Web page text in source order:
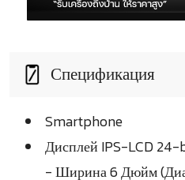
Спецификация
Smartphone
Дисплей IPS-LCD
- Ширина 6 Дюйм